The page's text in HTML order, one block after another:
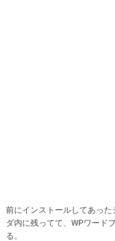
前にインストールしてあっ
ダ内に残ってて、WPワード
る。